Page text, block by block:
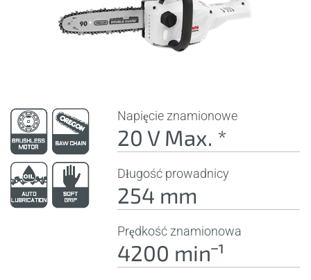
Napięcie znamionowe
20 V Max. *
Długość prowadnicy
254 mm
Prędkość znamionowa
4200 minˉ¹